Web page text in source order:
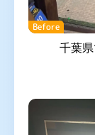
Before
千葉